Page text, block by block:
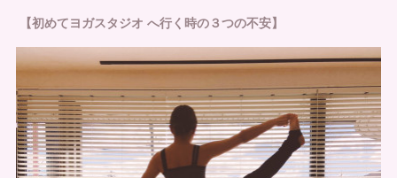
【初めてヨガスタジオ へ行く時の３つの不安】